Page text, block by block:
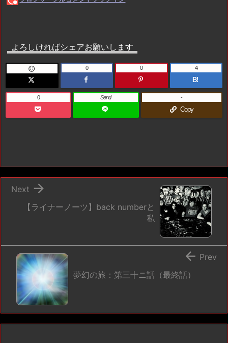
よろしければシェアお願いします
 0 0
B!
4
0 Send
Copy
-
【ライナーノーツ】back numberと
私

Next
夢幻の旅：第三十ニ話（最終話）
 Prev